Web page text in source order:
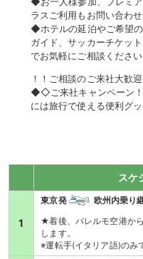
ラスご利用もお問い合わせ
◆ホテルの延泊やご希望
ガイド、サッカーチケッ
でお気軽にご相談ください
！！ご相談のご来社大歓
◆◇ご来社キャンペーン！
には旅行で使える便利グ
スケ
1
東京発 欧州内乗り
★着後、パレルモ空港か
します。
※運転手(イタリア語)のみ